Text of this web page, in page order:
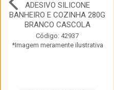
ADESIVO SILICONE
BANHEIRO E COZINHA 280G
BRANCO CASCOLA
Código: 42937
*Imagem meramente ilustrativa